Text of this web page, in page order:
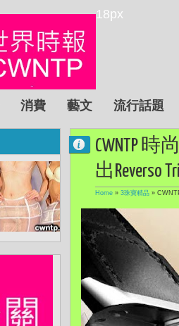
18px
消費 藝文 流行話題
CWNTP
出Reverso
Home » 3珠寶精品 »